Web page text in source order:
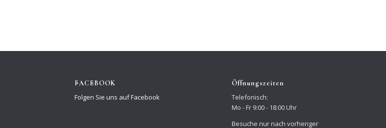
FACEBOOK
Folgen Sie uns auf Facebook
Öffnungszeiten
Telefonisch:
Mo - Fr 9:00 - 18:00 Uhr
Besuche nur nach vorheriger